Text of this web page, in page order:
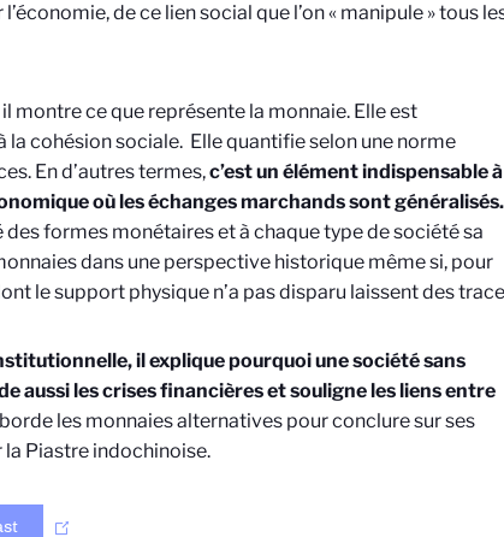
de ce lien social que l’on « manipule » tous
montre ce que représente la monnaie. Elle est
la cohésion sociale. Elle quantifie selon une norme
En d’autres termes,c’est un élément indispensable à
où les échanges marchands sont généralisés.
formes monétaires et à chaque type de société sa
dans une perspective historique même si, pour
le support physique n’a pas disparu laissent des
il explique pourquoi une société sans
aussi les crises financières et souligne les liens entre
les monnaies alternatives pour conclure sur ses
Piastre indochinoise.